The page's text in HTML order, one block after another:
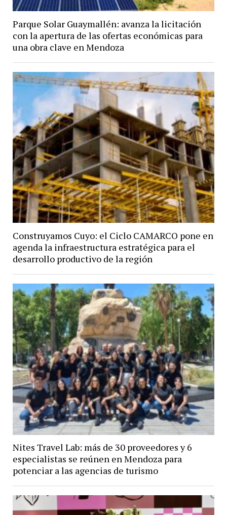
Parque Solar Guaymallén: avanza la licitación
con la apertura de las ofertas económicas para
una obra clave en Mendoza
Construyamos Cuyo: el Ciclo CAMARCO pone en
agenda la infraestructura estratégica para el
desarrollo productivo de la región
Nites Travel Lab: más de 30 proveedores y 6
especialistas se reúnen en Mendoza para
potenciar a las agencias de turismo